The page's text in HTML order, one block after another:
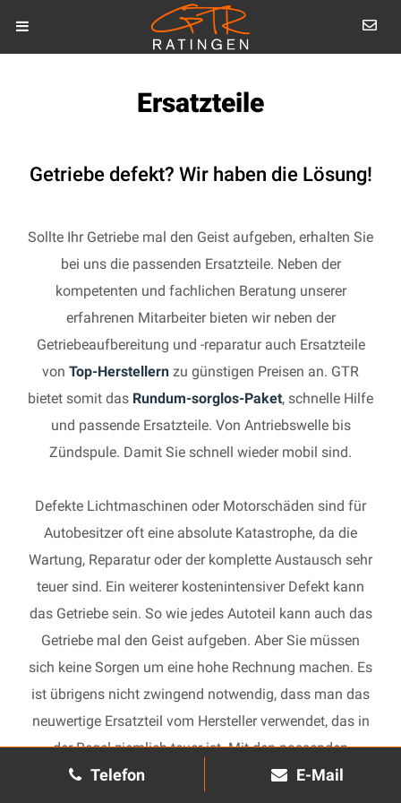
Telefon E-Mail
Ersatzteile
Getriebe defekt? Wir haben die Lösung!
Sollte Ihr Getriebe mal den Geist aufgeben, erhalten Sie
bei uns die passenden Ersatzteile. Neben der
kompetenten und fachlichen Beratung unserer
erfahrenen Mitarbeiter bieten wir neben der
Getriebeaufbereitung und -reparatur auch Ersatzteile
von Top-Herstellern zu günstigen Preisen an. GTR
bietet somit das Rundum-sorglos-Paket, schnelle Hilfe
und passende Ersatzteile. Von Antriebswelle bis
Zündspule. Damit Sie schnell wieder mobil sind.
Defekte Lichtmaschinen oder Motorschäden sind für
Autobesitzer oft eine absolute Katastrophe, da die
Wartung, Reparatur oder der komplette Austausch sehr
teuer sind. Ein weiterer kostenintensiver Defekt kann
das Getriebe sein. So wie jedes Autoteil kann auch das
Getriebe mal den Geist aufgeben. Aber Sie müssen
sich keine Sorgen um eine hohe Rechnung machen. Es
ist übrigens nicht zwingend notwendig, dass man das
neuwertige Ersatzteil vom Hersteller verwendet, das in
der Regel ziemlich teuer ist. Mit den passenden
Ersatzteilen kann jedes gebrauchte Getriebe schnell